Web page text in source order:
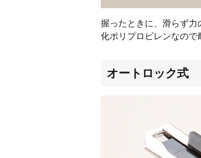
握ったときに、滑らず
化ポリプロピレンなので
オートロック式